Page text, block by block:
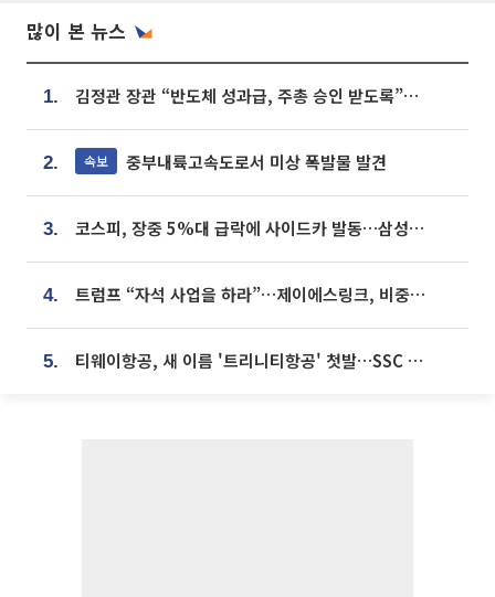
많이 본 뉴스
1. 김정관 장관 “반도체 성과급, 주총 승인 받도록”…상법·자본시장법 개정 시사
2. 속보 중부내륙고속도로서 미상 폭발물 발견
3. 코스피, 장중 5%대 급락에 사이드카 발동…삼성·SK 동반 폭락
4. 트럼프 “자석 사업을 하라”…제이에스링크, 비중국 영구자석 공급망 구축 속도
5. 티웨이항공, 새 이름 '트리니티항공' 첫발…SSC 전략 본격화